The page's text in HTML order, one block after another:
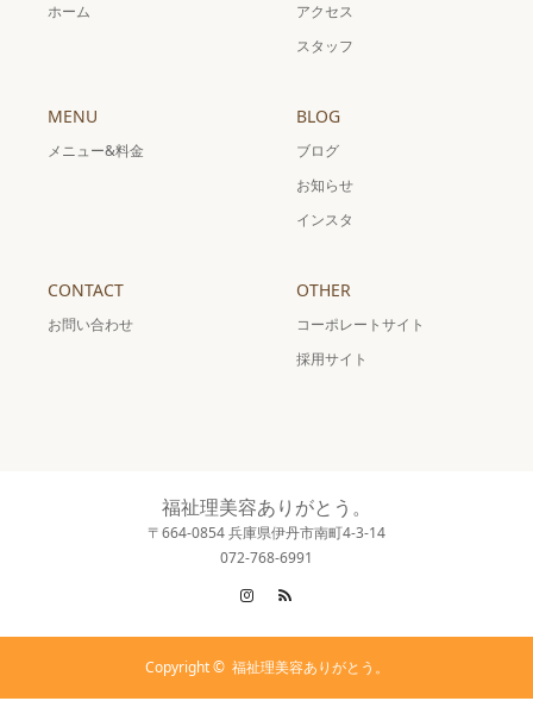
ホーム
アクセス
スタッフ
MENU
メニュー&料金
BLOG
ブログ
お知らせ
インスタ
CONTACT
お問い合わせ
OTHER
コーポレートサイト
採用サイト
福祉理美容ありがとう。
〒664-0854 兵庫県伊丹市南町4-3-14
072-768-6991
Instagram
Copyright © 福祉理美容ありがとう。